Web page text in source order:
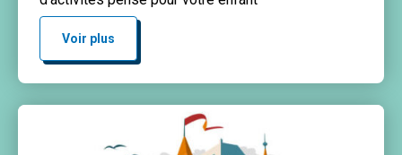
Voir plus